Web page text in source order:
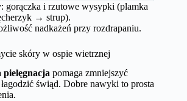
gorączka i rzutowe wysypki (plamka
→ strup).
nadkażeń przy rozdrapaniu.
skóry w ospie wietrznej
pomaga zmniejszyć
świąd. Dobre nawyki to prosta